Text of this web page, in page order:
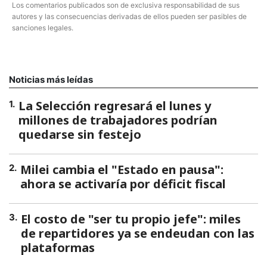
Los comentarios publicados son de exclusiva responsabilidad de sus
autores y las consecuencias derivadas de ellos pueden ser pasibles de
sanciones legales.
Noticias más leídas
1. La Selección regresará el lunes y
millones de trabajadores podrían
quedarse sin festejo
2. Milei cambia el "Estado en pausa":
ahora se activaría por déficit fiscal
3. El costo de "ser tu propio jefe": miles
de repartidores ya se endeudan con las
plataformas